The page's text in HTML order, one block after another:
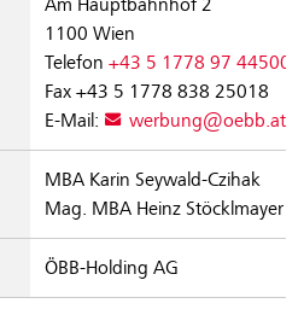
1100 Wien
Telefon +43 5 1778 97 44500
Fax +43 5 1778 838 25018
E-Mail:
werbung@oebb.at
MBA Karin Seywald-Czihak
Mag. MBA Heinz Stöcklmayer
ÖBB-Holding AG